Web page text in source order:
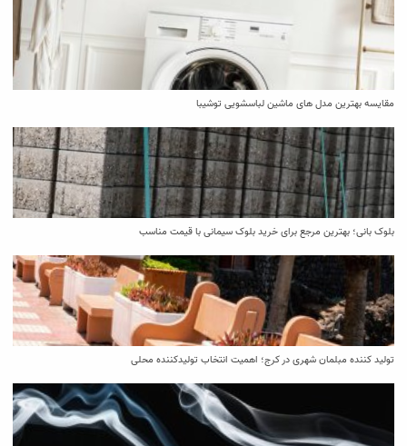
مقایسه بهترین مدل ‌های ماشین لباسشویی توشیبا
بلوک بانی؛ بهترین مرجع برای خرید بلوک سیمانی با قیمت مناسب
تولید کننده مبلمان شهری در کرج؛ اهمیت انتخاب تولیدکننده محلی